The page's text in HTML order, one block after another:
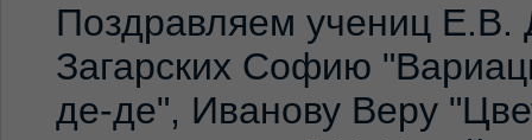
Поздравляем учениц Е.В.
Загарских Софию
де-де", Иванову Веру